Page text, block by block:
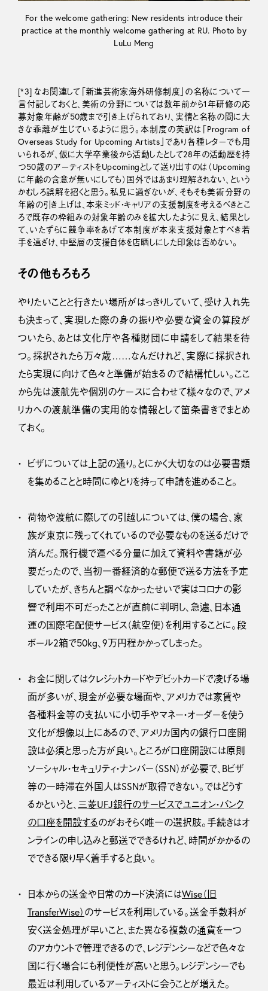
For the welcome gathering: New residents introduce their
practice at the monthly welcome gathering at RU. Photo by
LuLu Meng
[*3] なお関連して「新進芸術家海外研修制度」の名称について一
言付記しておくと、美術の分野については数年前から1年研修の応
募対象年齢が50歳まで引き上げられており、実情と名称の間に大
きな乖離が生じているように思う。本制度の英訳は「Program of
Overseas Study for Upcoming Artists」であり各種レターでも用
いられるが、仮に大学卒業後から活動したとして28年の活動歴を持
つ50歳のアーティストをUpcomingとして送り出すのは（Upcoming
に年齢の含意が無いにしても）国外ではあまり理解されない、という
かむしろ誤解を招くと思う。私見に過ぎないが、そもそも美術分野の
年齢の引き上げは、本来ミッド・キャリアの支援制度を考えるべきとこ
ろで既存の枠組みの対象年齢のみを拡大したように見え、結果とし
て、いたずらに競争率をあげて本制度が本来支援対象とすべき若
手を遠ざけ、中堅層の支援自体を店晒しにした印象は否めない。
その他もろもろ
やりたいことと行きたい場所がはっきりしていて、受け入れ先
も決まって、実現した際の身の振りや必要な資金の算段が
ついたら、あとは文化庁や各種財団に申請をして結果を待
つ。採択されたら万々歳……なんだけれど、実際に採択され
たら実現に向けて色々と準備が始まるので結構忙しい。ここ
から先は渡航先や個別のケースに合わせて様々なので、アメ
リカへの渡航準備の実用的な情報として箇条書きでまとめ
ておく。
ビザについては上記の通り。とにかく大切なのは必要書類
を集めることと時間にゆとりを持って申請を進めること。
荷物や渡航に際しての引越しについては、僕の場合、家
族が東京に残ってくれているので必要なものを送るだけで
済んだ。飛行機で運べる分量に加えて資料や書籍が必
要だったので、当初一番経済的な郵便で送る方法を予定
していたが、きちんと調べなかったせいで実はコロナの影
響で利用不可だったことが直前に判明し、急遽、日本通
運の国際宅配便サービス（航空便）を利用することに。段
ボール2箱で50kg、9万円程かかってしまった。
お金に関してはクレジットカードやデビットカードで凌げる場
面が多いが、現金が必要な場面や、アメリカでは家賃や
各種料金等の支払いに小切手やマネー・オーダーを使う
文化が想像以上にあるので、アメリカ国内の銀行口座開
設は必須と思った方が良い。ところが口座開設には原則
ソーシャル・セキュリティ・ナンバー（SSN）が必要で、Bビザ
等の一時滞在外国人はSSNが取得できない。ではどうす
るかというと、 三菱UFJ銀行のサービスでユニオン・バンク
の口座を開設するのがおそらく唯一の選択肢。手続きはオ
ンラインの申し込みと郵送でできるけれど、時間がかかるの
でできる限り早く着手すると良い。
日本からの送金や日常のカード決済にはWise（旧
TransferWise） のサービスを利用している。送金手数料が
安く送金処理が早いこと、また異なる複数の通貨を一つ
のアカウントで管理できるので、レジデンシーなどで色々な
国に行く場合にも利便性が高いと思う。レジデンシーでも
最近は利用しているアーティストに会うことが増えた。